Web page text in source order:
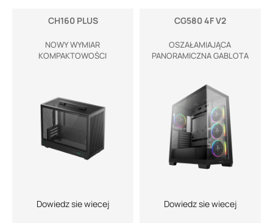
CH160 PLUS
NOWY WYMIAR
KOMPAKTOWOŚCI
Dowiedz sie wiecej
CG580 4F V2
OSZAŁAMIAJĄCA
PANORAMICZNA GABLOTA
Dowiedz sie wiecej